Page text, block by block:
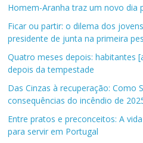
Homem-Aranha traz um novo dia
Ficar ou partir: o dilema dos
presidente de junta na primeira
Quatro meses depois: habitantes
depois da tempestade
Das Cinzas à recuperação: Como
consequências do incêndio de
Entre pratos e preconceitos: A
para servir em Portugal